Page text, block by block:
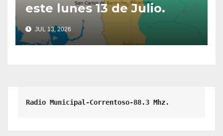
este lunes 13 de Julio.
JUL 13, 2026
Radio Municipal-Correntoso-88.3 Mhz.